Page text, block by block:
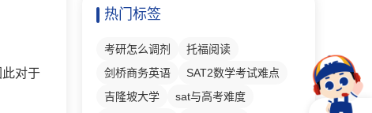
对于
热门标签
考研怎么调剂
托福阅读
剑桥商务英语
SAT2数学考试难点
吉隆坡大学
sat与高考难度